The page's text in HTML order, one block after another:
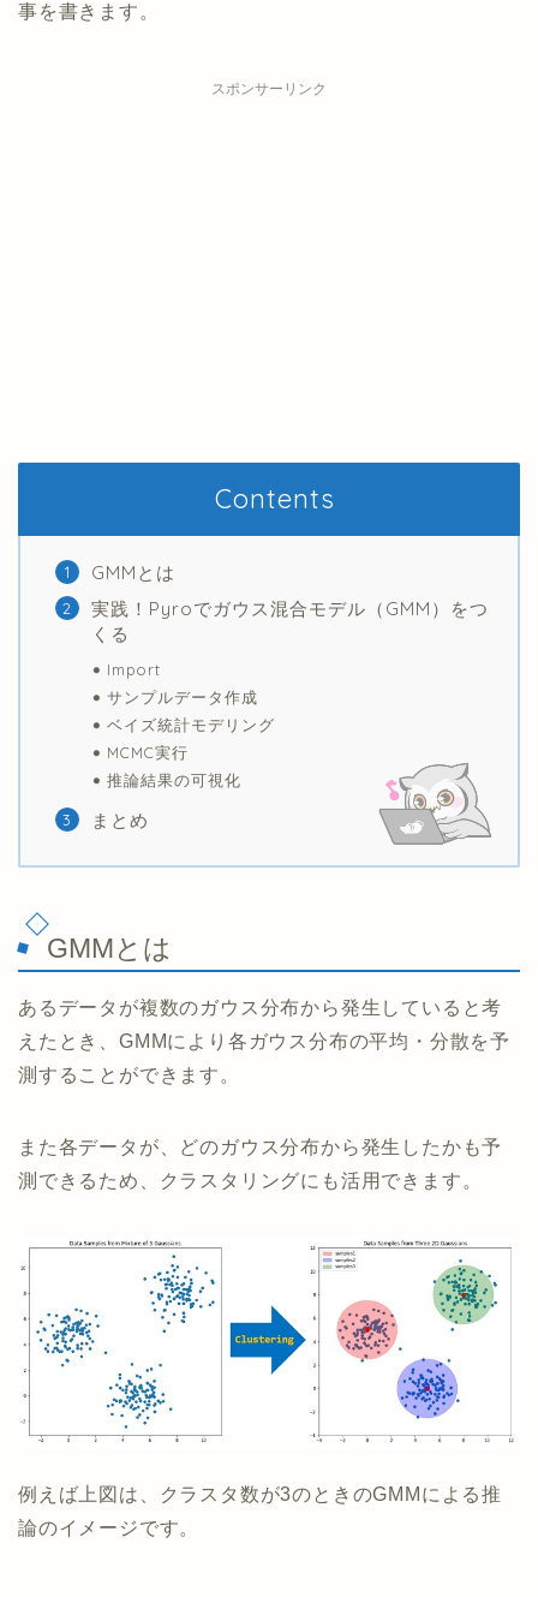
事を書きます。
スポンサーリンク
Contents
GMMとは
実践！Pyroでガウス混合モデル（GMM）をつ
くる
Import
サンプルデータ作成
ベイズ統計モデリング
MCMC実行
推論結果の可視化
まとめ
GMMとは
あるデータが複数のガウス分布から発生していると考
えたとき、GMMにより各ガウス分布の平均・分散を予
測することができます。
また各データが、どのガウス分布から発生したかも予
測できるため、クラスタリングにも活用できます。
例えば上図は、クラスタ数が3のときのGMMによる推
論のイメージです。